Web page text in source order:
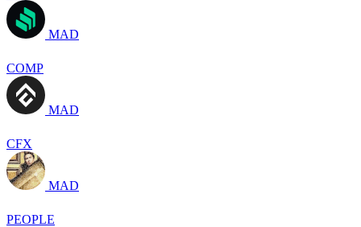
MAD
COMP
MAD
CFX
MAD
PEOPLE